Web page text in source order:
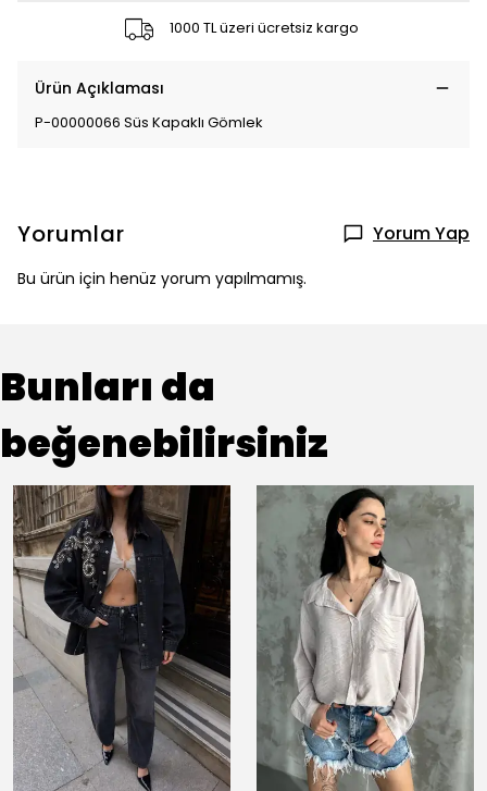
1000 TL üzeri ücretsiz kargo
Ürün Açıklaması
P-00000066 Süs Kapaklı Gömlek
Yorumlar Yorum Yap
Bu ürün için henüz yorum yapılmamış.
Bunları da
beğenebilirsiniz